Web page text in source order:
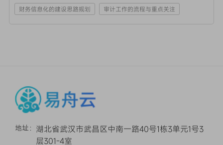
财务信息化的建设思路规划 审计工作的流程与重点关注
地址： 湖北省武汉市武昌区中南一路40号1栋3单元1号3
层301-4室